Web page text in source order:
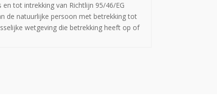
tot intrekking van Richtlijn 95/46/EG
de natuurlijke persoon met betrekking tot
wetgeving die betrekking heeft op of